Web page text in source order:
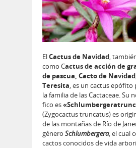
ElCactus de Navidad,
como Cactus de acción de
de pascua, Cacto de
Teresita, es un cactus epó­fito
la familia de las Cactaceae. Su
fico es
(Zygocactus truncatus) es
de las montañas de Río de
género Schlumbergera, el cual
cactos conocidos de vida